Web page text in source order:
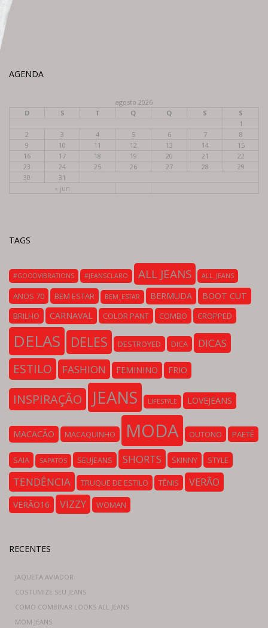
AGENDA
agosto 2026
D
S T Q Q S S
« jun
1
2
3 4 5 6 7
8
9
10 11 12 13 14
15
16
17 18 19 20 21
22
23
24 25 26 27 28
29
30
31
TAGS
#GOODVIBRATIONS #JEANSCLARO ALL JEANS ALL_JEANS
ANOS 70 BEM ESTAR BEM_ESTAR BERMUDA BOOT CUT
BRILHO CARNAVAL COLOR PANT COMBO CROPPED
DELAS DELES DESTROYED DICA DICAS
ESTILO FASHION FEMININO FRIO
INSPIRAÇÃO JEANS LIFESTYLE LOVEJEANS
MACACÃO MACAQUINHO MODA OUTONO PAETÊ
SAIA SAPATOS SEUJEANS SHORTS SKINNY STYLE
TENDÊNCIA TRUQUE DE ESTILO TÊNIS VERÃO
VERÃO16 VIZZY WOMAN
RECENTES
JAQUETA AVIADOR
COSTUMIZE SEU JEANS
COMO COMBINAR LOOKS ALL JEANS
MOM JEANS